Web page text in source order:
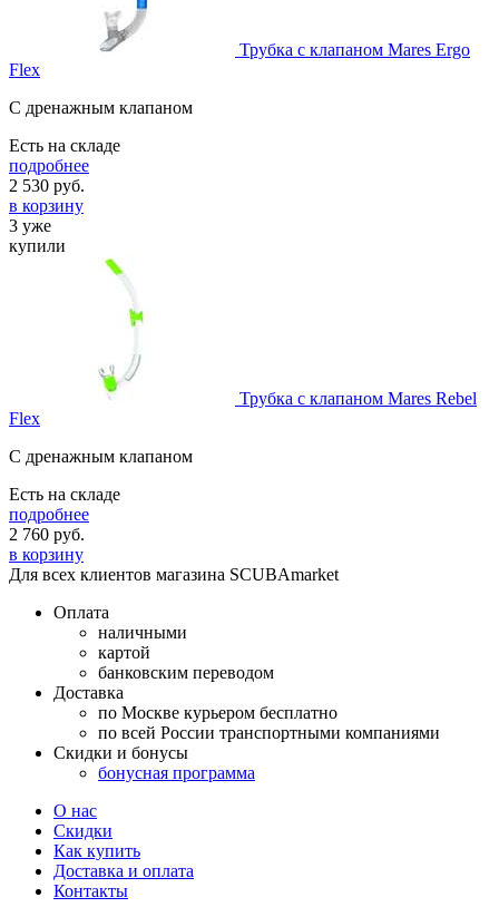
Трубка с клапаном Mares Ergo
Flex
C дренажным клапаном
Есть на складе
подробнее
2 530 руб.
в корзину
3 уже
купили
Трубка с клапаном Mares Rebel
Flex
C дренажным клапаном
Есть на складе
подробнее
2 760 руб.
в корзину
Для всех клиентов магазина SCUBAmarket
Оплата
наличными
картой
банковским переводом
Доставка
по Москве курьером бесплатно
по всей России транспортными компаниями
Скидки и бонусы
бонусная программа
О нас
Скидки
Как купить
Доставка и оплата
Контакты